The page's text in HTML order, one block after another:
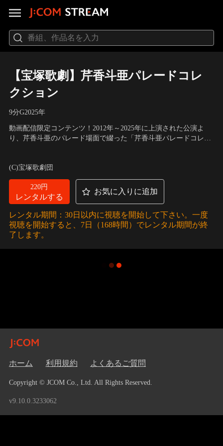
【宝塚歌劇】芹香斗亜パレードコレ
クション
9分G2025年
動画配信限定コンテンツ！2012年～2025年に上演された公演よ
り、芹香斗亜のパレード場面で綴った「芹香斗亜パレードコレク
(C)宝塚歌劇団
220円
レンタルする
お気に入りに追加
レンタル期間：30日以内に視聴を開始して下さい。一度
視聴を開始すると、7日（168時間）でレンタル期間が終
了します。
ホーム 利用規約 よくあるご質問
Copyright © JCOM Co., Ltd. All Rights Reserved.
v9.10.0.3233062